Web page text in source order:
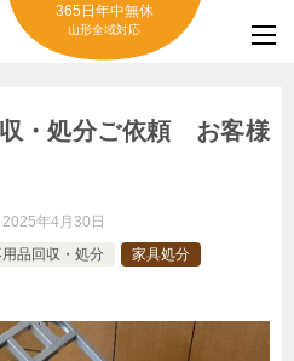
365日年中無休
山形全域対応
・処分ご依頼 お客様
2025年4月30日
品回収・処分 家具処分